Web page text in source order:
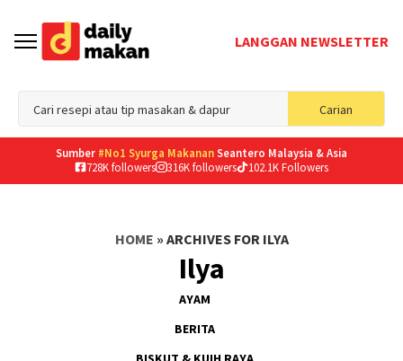
LANGGAN NEWSLETTER
Carian
for:
Sumber #No1 Syurga MakananSeantero Malaysia & Asia
728K followers
316K followers 102.1K Followers
HOME » ARCHIVES FOR ILYA
Ilya
AYAM
BERITA